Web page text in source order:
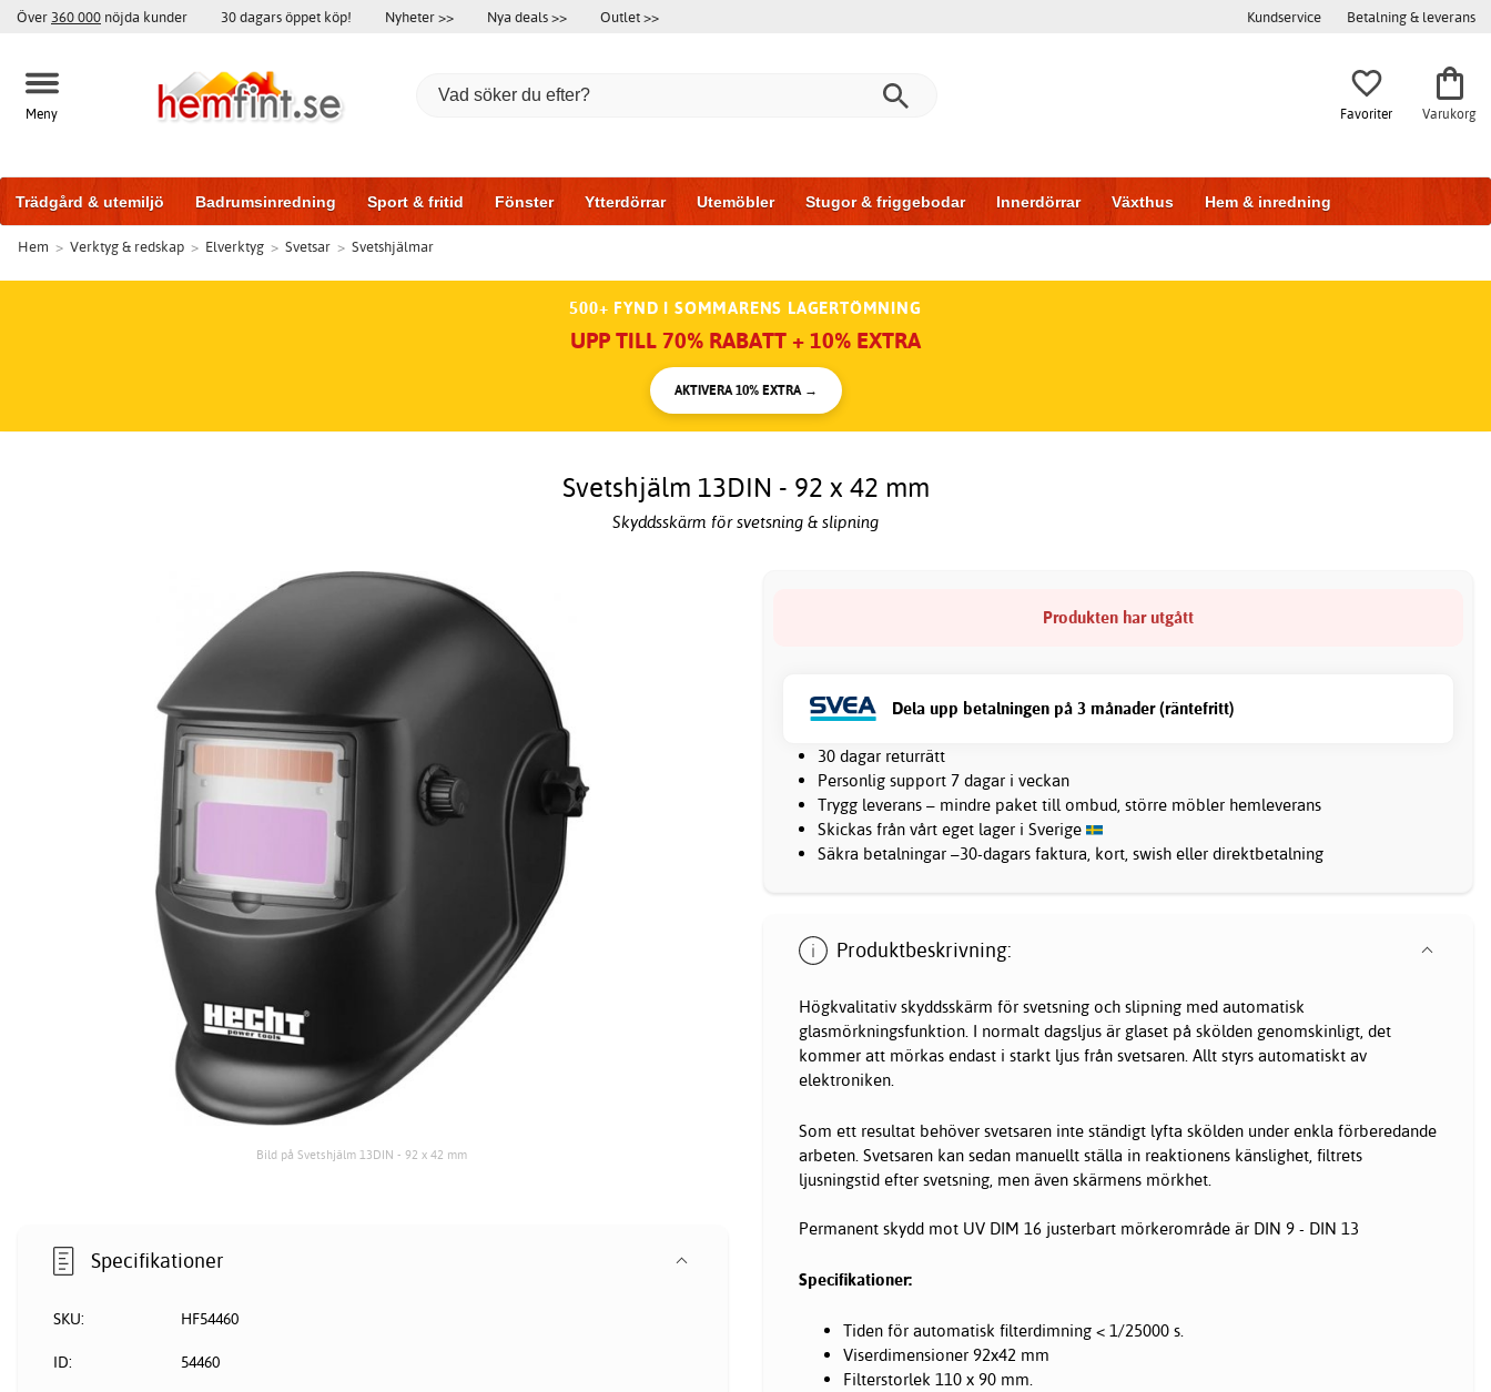
Över 360 000 nöjda kunder 30 dagars öppet köp! Nyheter >> Nya deals >> Outlet >> Kundservice Betalning & leverans
Meny Favoriter Varukorg
Trädgård & utemiljö Badrumsinredning Sport & fritid Fönster Ytterdörrar Utemöbler Stugor & friggebodar Innerdörrar Växthus Hem & inredning
Badrumsmöbler Träningsutrustning Garageportar
Hem > Verktyg & redskap > Elverktyg > Svetsar > Svetshjälmar
500+ FYND I SOMMARENS LAGERTÖMNING
UPP TILL 70% RABATT + 10% EXTRA
AKTIVERA 10% EXTRA →
Svetshjälm 13DIN - 92 x 42 mm
Skyddsskärm för svetsning & slipning
Bild på Svetshjälm 13DIN - 92 x 42 mm
Produkten har utgått
Dela upp betalningen på 3 månader (räntefritt)
30 dagar returrätt
Personlig support 7 dagar i veckan
Trygg leverans – mindre paket till ombud, större möbler hemleverans
Skickas från vårt eget lager i Sverige
Säkra betalningar –30-dagars faktura, kort, swish eller direktbetalning
Produktbeskrivning:
Högkvalitativ skyddsskärm för svetsning och slipning med automatisk
glasmörkningsfunktion. I normalt dagsljus är glaset på skölden genomskinligt, det
kommer att mörkas endast i starkt ljus från svetsaren. Allt styrs automatiskt av
elektroniken.
Som ett resultat behöver svetsaren inte ständigt lyfta skölden under enkla förberedande
arbeten. Svetsaren kan sedan manuellt ställa in reaktionens känslighet, filtrets
ljusningstid efter svetsning, men även skärmens mörkhet.
Permanent skydd mot UV DIM 16 justerbart mörkerområde är DIN 9 - DIN 13
Specifikationer:
Tiden för automatisk filterdimning < 1/25000 s.
Viserdimensioner 92x42 mm
Filterstorlek 110 x 90 mm.
Specifikationer
SKU: HF54460
ID: 54460